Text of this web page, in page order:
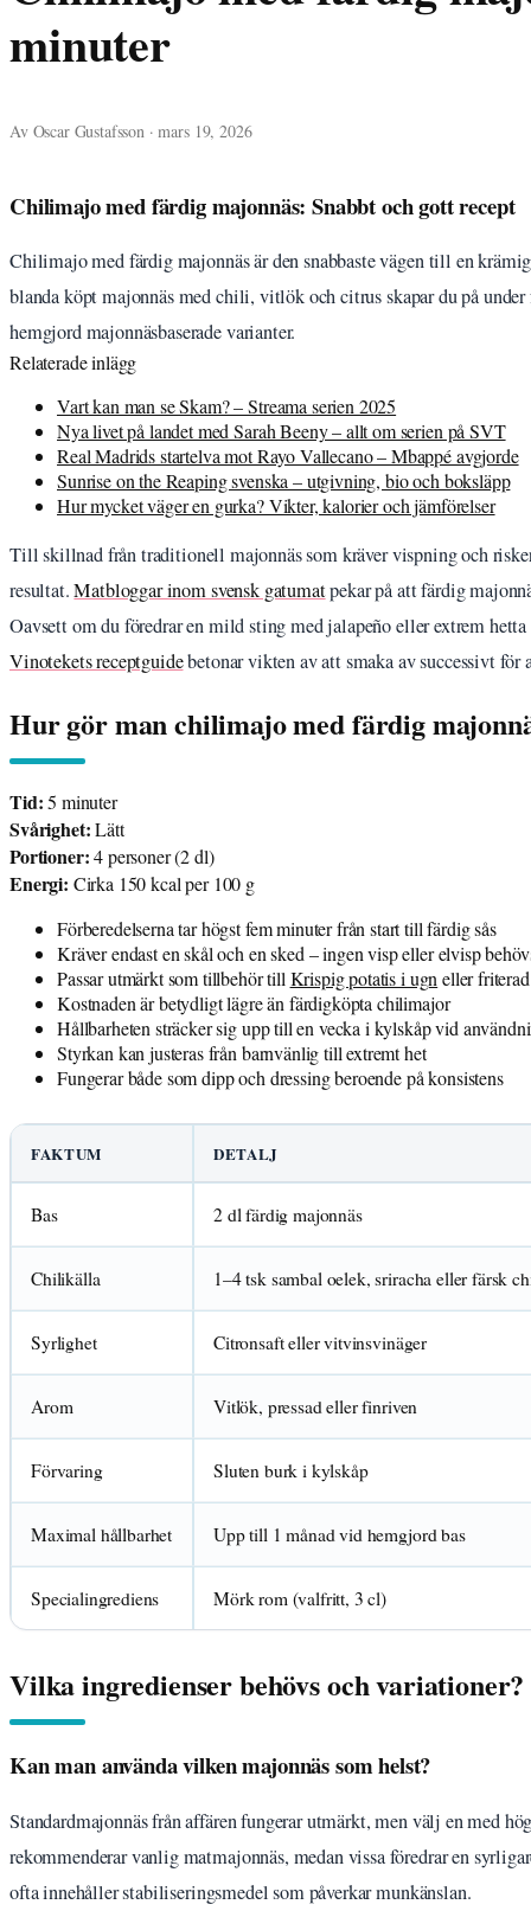
minuter
Av Oscar Gustafsson · mars 19, 2026
Chilimajo med färdig majonnäs: Snabbt och gott recept
Chilimajo med färdig majonnäs är den snabbaste vägen till en
blanda köpt majonnäs med chili, vitlök och citrus skapar du på
hemgjord majonnäsbaserade varianter.
Relaterade inlägg
Vart kan man se Skam? – Streama serien 2025
Nya livet på landet med Sarah Beeny – allt om serien på SVT
Real Madrids startelva mot Rayo Vallecano – Mbappé avgjorde
Sunrise on the Reaping svenska – utgivning, bio och boksläpp
Hur mycket väger en gurka? Vikter, kalorier och jämförelser
Till skillnad från traditionell majonnäs som kräver vispning och
resultat.Matbloggar inom svensk gatumatpekar på att färdig
Oavsett om du föredrar en mild sting med jalapeño eller extrem hetta
Vinotekets receptguidebetonar vikten av att smaka av successivt för
Hur gör man chilimajo med färdig
Tid:5 minuter
Svårighet:Lätt
Portioner:4 personer (2 dl)
Energi: Cirka 150 kcal per 100 g
Förberedelserna tar högst fem minuter från start till färdig sås
Kräver endast en skål och en sked – ingen visp eller elvisp
Passar utmärkt som tillbehör tillKrispig potatis i ugneller
Kostnaden är betydligt lägre än färdigköpta chilimajor
Hållbarheten sträcker sig upp till en vecka i kylskåp vid
Styrkan kan justeras från barnvänlig till extremt het
Fungerar både som dipp och dressing beroende på konsistens
FAKTUM DETALJ
Bas 2 dl färdig majonnäs
Chilikälla 1–4 tsk sambal oelek, sriracha eller färsk
Syrlighet Citronsaft eller vitvinsvinäger
Arom Vitlök, pressad eller finriven
Förvaring Sluten burk i kylskåp
Maximal hållbarhet Upp till 1 månad vid hemgjord bas
Specialingrediens Mörk rom (valfritt, 3 cl)
Vilka ingredienser behövs och variationer?
Kan man använda vilken majonnäs som helst?
Standardmajonnäs från affären fungerar utmärkt, men välj en med
rekommenderar vanlig matmajonnäs, medan vissa föredrar en
ofta innehåller stabiliseringsmedel som påverkar munkänslan.